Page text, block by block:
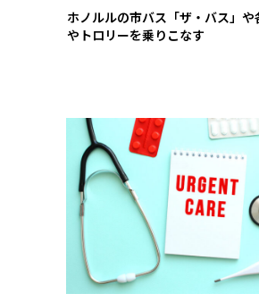
ホノルルの市バス「ザ・バス」
やトロリーを乗りこなす